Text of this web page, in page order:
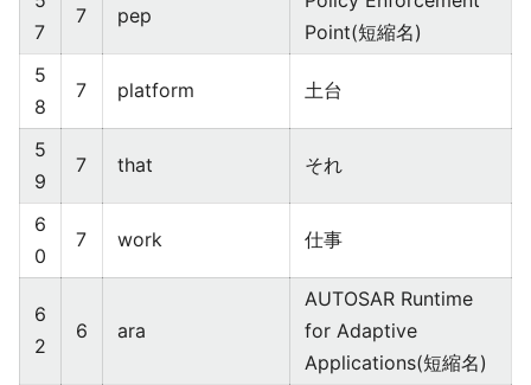
7
7 pep
Point(短縮名)
5
8
7 platform 土台
5
9
7 that それ
6
0
7 work 仕事
6
2
6 ara
AUTOSAR Runtime
for Adaptive
Applications(短縮名)